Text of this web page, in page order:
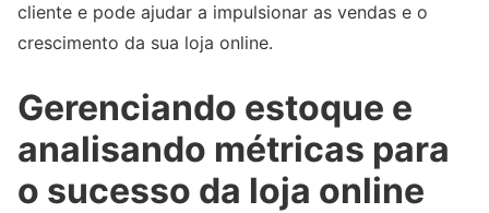
cliente e pode ajudar a impulsionar as vendas e o
crescimento da sua loja online.
Gerenciando estoque e
analisando métricas para
o sucesso da loja online